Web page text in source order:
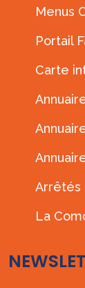
Menus
Portail
Carte
Arrêtés
La